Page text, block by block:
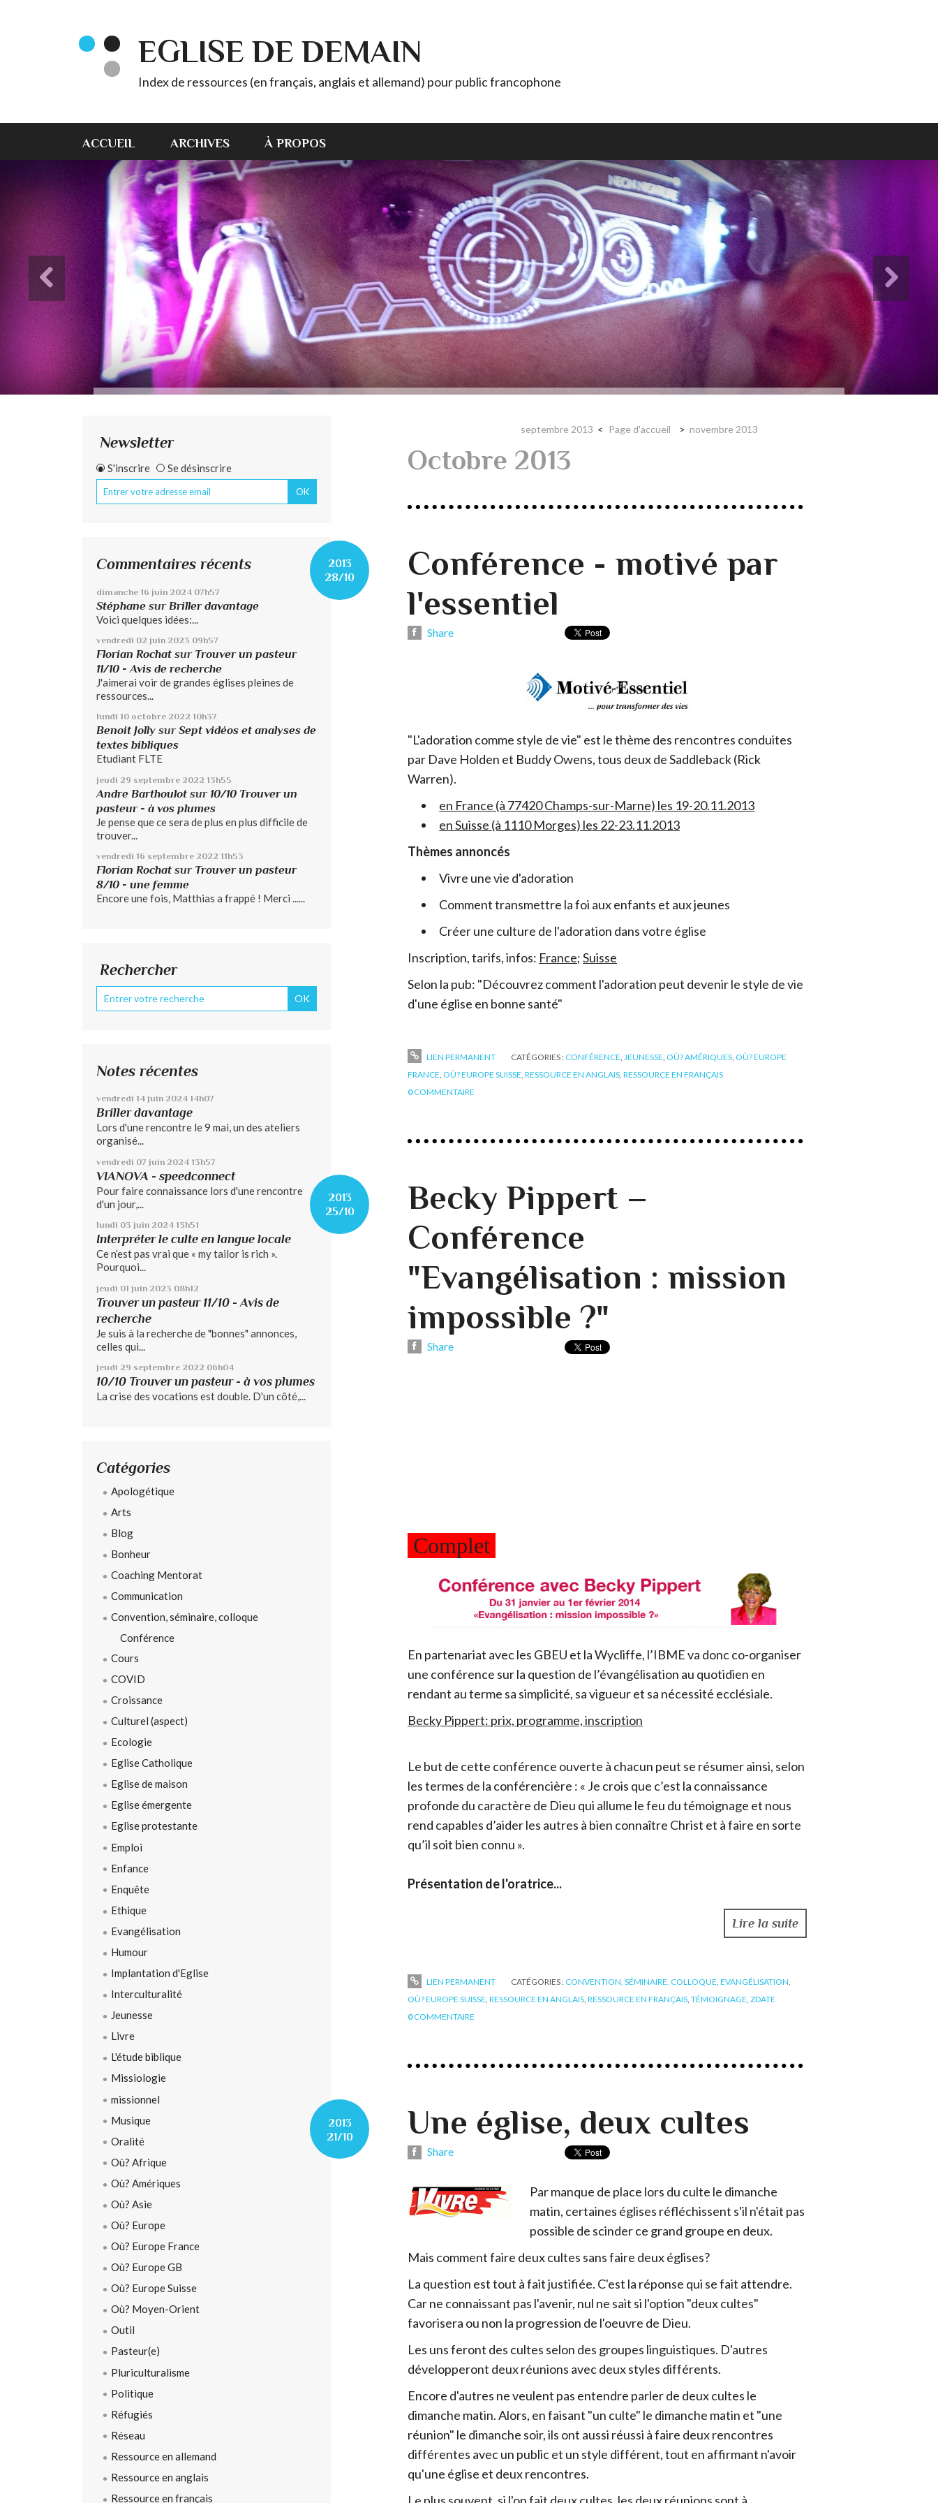
EGLISE DE DEMAIN
Index de ressources (en français, anglais et allemand) pour public francophone
ACCUEIL ARCHIVES À PROPOS
Newsletter
S'inscrire Se désinscrire
Commentaires récents
dimanche 16 juin 2024 07h57
Stéphane sur Briller davantage
Voici quelques idées:...
vendredi 02 juin 2023 09h57
Florian Rochat sur Trouver un pasteur
11/10 - Avis de recherche
J'aimerai voir de grandes églises pleines de
ressources...
lundi 10 octobre 2022 10h37
Benoit Jolly surSept vidéos et analyses de
textes bibliques
Etudiant FLTE
jeudi 29 septembre 2022 13h55
Andre Barthoulot sur 10/10 Trouver un
pasteur - à vos plumes
Je pense que ce sera de plus en plus difficile de
trouver...
vendredi 16 septembre 2022 11h53
Florian Rochat sur Trouver un pasteur
8/10 - une femme
Encore une fois, Matthias a frappé ! Merci ......
Rechercher
Notes récentes
vendredi 14 juin 2024 14h07
Briller davantage
Lors d'une rencontre le 9 mai, un des ateliers
organisé...
vendredi 07 juin 2024 13h57
VIANOVA - speedconnect
Pour faire connaissance lors d'une rencontre
d'un jour,...
lundi 03 juin 2024 13h51
Interpréter le culte en langue locale
Ce n’est pas vrai que « my tailor is rich ».
Pourquoi...
jeudi 01 juin 2023 08h12
Trouver un pasteur 11/10 - Avis de
recherche
Je suis à la recherche de "bonnes" annonces,
celles qui...
jeudi 29 septembre 2022 06h04
10/10 Trouver un pasteur - à vos plumes
La crise des vocations est double. D'un côté,...
Catégories
Apologétique
Arts
Blog
Bonheur
Coaching Mentorat
Communication
Convention, séminaire, colloque
Conférence
Cours
COVID
Croissance
Culturel (aspect)
Ecologie
Eglise Catholique
Eglise de maison
Eglise émergente
Eglise protestante
Emploi
Enfance
Enquête
Ethique
Evangélisation
Humour
Implantation d'Eglise
Interculturalité
Jeunesse
Livre
L'étude biblique
Missiologie
missionnel
Musique
Oralité
Où? Afrique
Où? Amériques
Où? Asie
Où? Europe
Où? Europe France
Où? Europe GB
Où? Europe Suisse
Où? Moyen-Orient
Outil
Pasteur(e)
Pluriculturalisme
Politique
Réfugiés
Réseau
Ressource en allemand
Ressource en anglais
Ressource en français
septembre 2013 Page d'accueil novembre 2013
Octobre 2013
2013
28/10
Conférence - motivé par
l'essentiel
Share
"L'adoration comme style de vie" est le thème des rencontres conduites
par Dave Holden et Buddy Owens, tous deux de Saddleback (Rick
Warren).
en France (à 77420 Champs-sur-Marne) les 19-20.11.2013
en Suisse (à 1110 Morges) les 22-23.11.2013
Thèmes annoncés
Vivre une vie d'adoration
Comment transmettre la foi aux enfants et aux jeunes
Créer une culture de l'adoration dans votre église
Inscription, tarifs, infos: France;Suisse
Selon la pub: "Découvrez comment l'adoration peut devenir le style de vie
d'une église en bonne santé"
LIEN PERMANENT CATÉGORIES : CONFÉRENCE JEUNESSE OÙ? AMÉRIQUES OÙ? EUROPE
FRANCE OÙ? EUROPE SUISSE RESSOURCE EN ANGLAIS RESSOURCE EN FRANÇAIS
0 COMMENTAIRE
2013
25/10
Becky Pippert –
Conférence
"Evangélisation : mission
impossible ?"
Share
Complet
En partenariat avec les GBEU et la Wycliffe, l’IBME va donc co-organiser
une conférence sur la question de l’évangélisation au quotidien en
rendant au terme sa simplicité, sa vigueur et sa nécessité ecclésiale.
Becky Pippert: prix, programme, inscription
Le but de cette conférence ouverte à chacun peut se résumer ainsi, selon
les termes de la conférencière : « Je crois que c’est la connaissance
profonde du caractère de Dieu qui allume le feu du témoignage et nous
rend capables d’aider les autres à bien connaître Christ et à faire en sorte
qu’il soit bien connu ».
Présentation de l'oratrice...
Lire la suite
LIEN PERMANENT CATÉGORIES : CONVENTION, SÉMINAIRE, COLLOQUE, EVANGÉLISATION,
OÙ? EUROPE SUISSE, RESSOURCE EN ANGLAIS, RESSOURCE EN FRANÇAIS, TÉMOIGNAGE, ZDATE
0 COMMENTAIRE
2013
21/10
Une église, deux cultes
Share
Par manque de place lors du culte le dimanche
matin, certaines églises réfléchissent s'il n'était pas
possible de scinder ce grand groupe en deux.
Mais comment faire deux cultes sans faire deux églises?
La question est tout à fait justifiée. C'est la réponse qui se fait attendre.
Car ne connaissant pas l'avenir, nul ne sait si l'option "deux cultes"
favorisera ou non la progression de l'oeuvre de Dieu.
Les uns feront des cultes selon des groupes linguistiques. D'autres
développeront deux réunions avec deux styles différents.
Encore d'autres ne veulent pas entendre parler de deux cultes le
dimanche matin. Alors, en faisant "un culte" le dimanche matin et "une
réunion" le dimanche soir, ils ont aussi réussi à faire deux rencontres
différentes avec un public et un style différent, tout en affirmant n'avoir
qu'une église et deux rencontres.